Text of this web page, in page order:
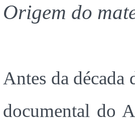
Origem do
Antes da década
documental do